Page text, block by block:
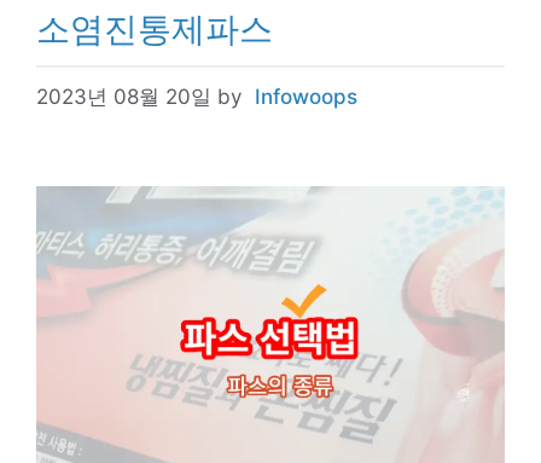
소염진통제파스
2023년 08월 20일 by Infowoops